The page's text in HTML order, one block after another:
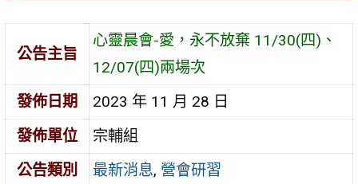
公告主旨
心靈晨會-愛，永不放棄 11/30(四)、
12/07(四)兩場次
發佈日期
2023 年 11 月 28 日
發佈單位
宗輔組
公告類別
最新消息, 營會研習